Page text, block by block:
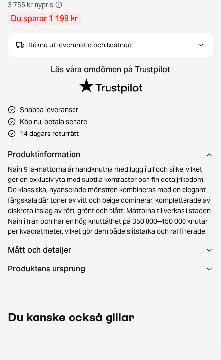
3 755 kr nypris
Du sparar 1 199 kr
Räkna ut leveranstid och kostnad
Läs våra omdömen på Trustpilot
Snabba leveranser
Köp nu, betala senare
14 dagars returrätt
Produktinformation
Nain 9 la-mattorna är handknutna med lugg i ull och silke, vilket
ger en exklusiv yta med subtila kontraster och fin detaljrikedom.
De klassiska, nyanserade mönstren kombineras med en elegant
färgskala där toner av vitt och beige dominerar, kompletterade av
diskreta inslag av rött, grönt och blått. Mattorna tillverkas i staden
Nain i Iran och har en hög knuttäthet på 350 000–450 000 knutar
per kvadratmeter, vilket gör dem både slitstarka och raffinerade.
Mått och detaljer
Produktens ursprung
Du kanske också gillar